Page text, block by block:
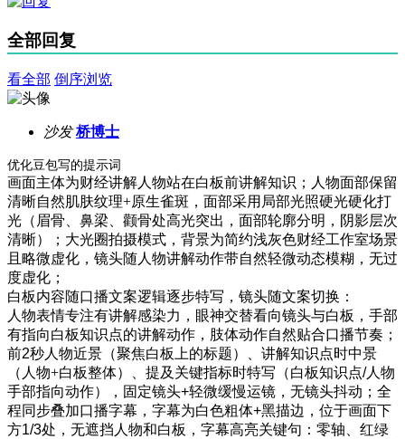
全部回复
看全部 倒序浏览
沙发 桥博士
优化豆包写的提示词
画面主体为财经讲解人物站在白板前讲解知识；人物面部保留
清晰自然肌肤纹理+原生雀斑，面部采用局部光照硬光硬化打
光（眉骨、鼻梁、颧骨处高光突出，面部轮廓分明，阴影层次
清晰）；大光圈拍摄模式，背景为简约浅灰色财经工作室场景
且略微虚化，镜头随人物讲解动作带自然轻微动态模糊，无过
度虚化；
白板内容随口播文案逻辑逐步特写， 镜头随文案切换：
人物表情专注有讲解感染力，眼神交替看向镜头与白板，手部
有指向白板知识点的讲解动作，肢体动作自然贴合口播节奏；
前2秒人物近景（聚焦白板上的标题）、讲解知识点时中景
（人物+白板整体）、提及关键指标时特写（白板知识点/人物
手部指向动作），固定镜头+轻微缓慢运镜，无镜头抖动；全
程同步叠加口播字幕，字幕为白色粗体+黑描边，位于画面下
方1/3处，无遮挡人物和白板，字幕高亮关键句：零轴、红绿